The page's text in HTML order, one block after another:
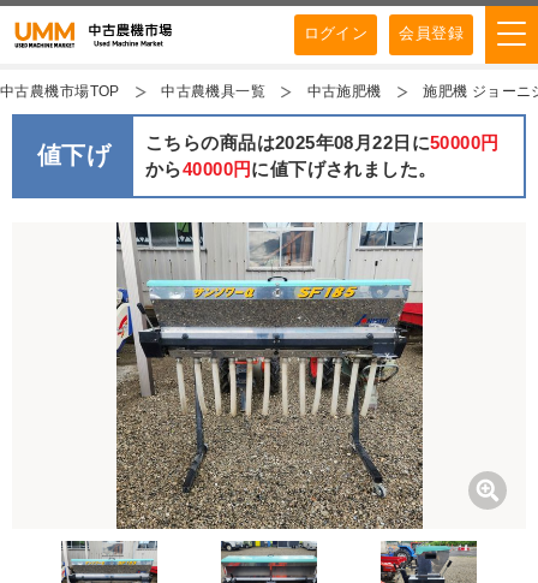
ログイン 会員登録
中古農機市場TOP 中古農機具一覧 中古施肥機 施肥機 ジョーニ
値下げ こちらの商品は2025年08月22日に50000円
から40000円に値下げされました。